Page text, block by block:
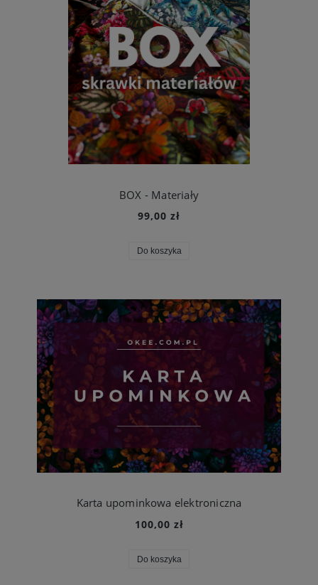
BOX - Materiały
99,00 zł
Do koszyka
Karta upominkowa elektroniczna
100,00 zł
Do koszyka